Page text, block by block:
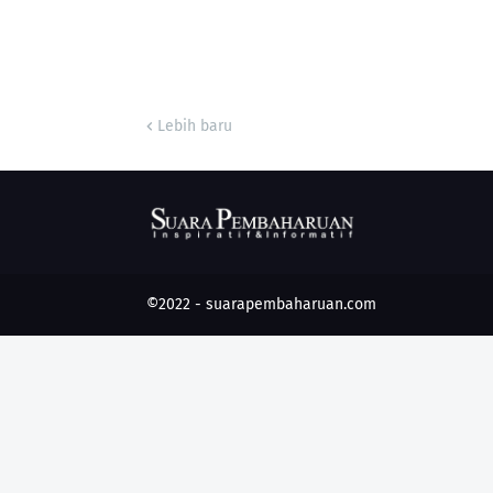
Lebih baru
©2022 - suarapembaharuan.com